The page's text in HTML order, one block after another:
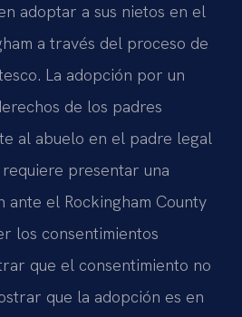
adoptar a sus nietos en el
a través del proceso de
La adopción por un
de los padres
al abuelo en el padre legal
presentar una
ante el Rockingham County
los consentimientos
que el consentimiento no
que la adopción es en